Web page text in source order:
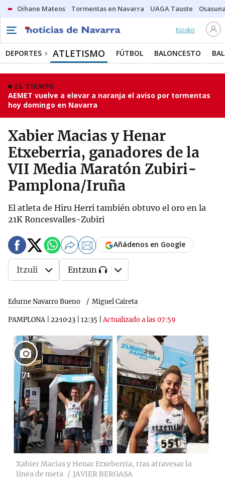
Oihane Mateos Tormentas en Navarra UAGA Tauste
Kiosko
DEPORTES ATLETISMO FÚTBOL BALONCESTO
EL TIEMPO
AEMET vuelve a elevar a naranja el aviso por tormentas
hoy domingo en Navarra
Xabier Macias y Henar
Etxeberria, ganadores de la
VII Media Maratón Zubiri-
Pamplona/Iruña
El atleta de Hiru Herri también obtuvo el oro en la
21K Roncesvalles-Zubiri
Edurne Navarro Bueno Miguel Caireta
PAMPLONA| 22·10·23 12:35 |Actualizado a las 07:59
Añádenos en Google
Itzuli Entzun
71
Xabier Macias y Henar Etxeberria, tras atravesar la
línea de meta
JAVIER BERGASA